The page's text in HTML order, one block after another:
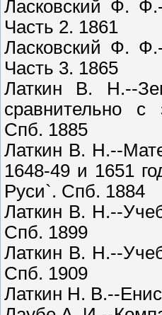
Ласковский Ф.
Часть 2. 1861
Ласковский Ф.
Часть 3. 1865
Латкин В. Н.--
сравнительно с
Спб. 1885
Латкин В. Н.--
1648-49 и 1651
Руси`. Спб. 1884
Латкин В. Н.--
Спб. 1899
Латкин В. Н.--
Спб. 1909
Латкин Н. В.--